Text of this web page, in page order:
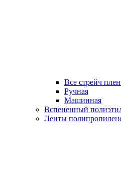
Все стрейч
Ручная
Машинная
Вспененный
Ленты